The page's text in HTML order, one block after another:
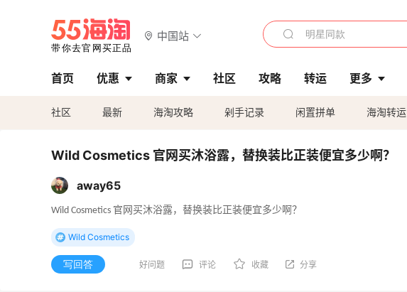
中国站
首页 优惠 商家 社区 攻略 转运 更多
社区 最新 海淘攻略 剁手记录 闲置拼单 海淘转运
Wild Cosmetics 官网买沐浴露，替换装比正装便宜多少啊？
away65
Wild Cosmetics 官网买沐浴露，替换装比正装便宜多少啊？
Wild Cosmetics
写回答 好问题 评论 收藏 分享